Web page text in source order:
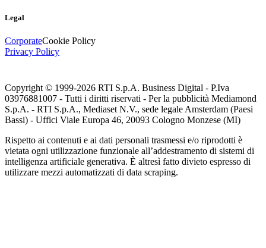
Legal
CorporateCookie Policy
Privacy Policy
Copyright © 1999-2026 RTI S.p.A. Business Digital - P.Iva
03976881007 - Tutti i diritti riservati - Per la pubblicità Mediamond
S.p.A. - RTI S.p.A., Mediaset N.V., sede legale Amsterdam (Paesi
Bassi) - Uffici Viale Europa 46, 20093 Cologno Monzese (MI)
Rispetto ai contenuti e ai dati personali trasmessi e/o riprodotti è
vietata ogni utilizzazione funzionale all’addestramento di sistemi di
intelligenza artificiale generativa. È altresì fatto divieto espresso di
utilizzare mezzi automatizzati di data scraping.